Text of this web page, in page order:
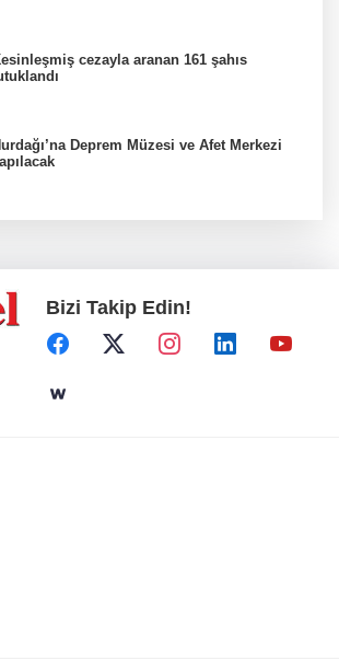
cezayla aranan 161 şahıs
Deprem Müzesi ve Afet Merkezi
altındaki çocuklar sporla buluşuyor
Bizi Takip Edin!